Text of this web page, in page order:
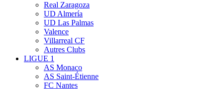
Real Zaragoza
UD Almería
UD Las Palmas
Valence
Villarreal CF
Autres Clubs
LIGUE 1
AS Monaco
AS Saint-Étienne
FC Nantes